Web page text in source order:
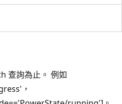
查詢為止。 例如
，